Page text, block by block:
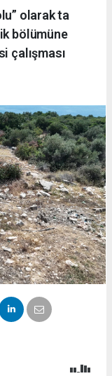
olarak ta
bölümüne
çalışması